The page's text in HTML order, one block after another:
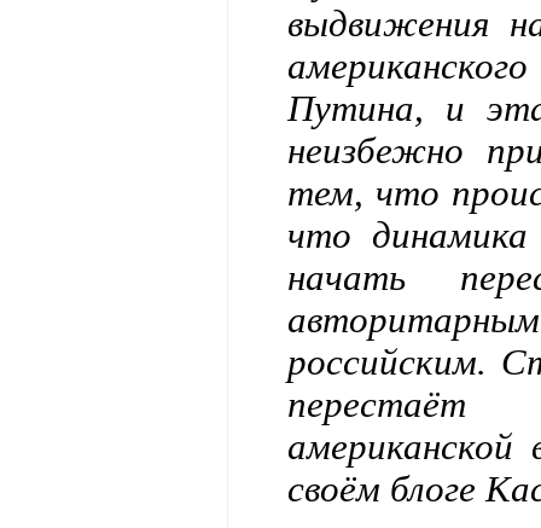
выдвижения
Путина, и
неизбежно
тем, что
что
начать
российским.
перестаёт
своём блоге